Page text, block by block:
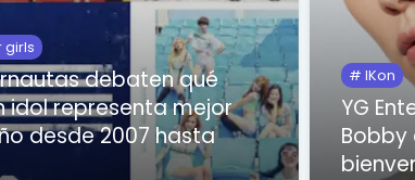
girls
debaten qué
idol representa mejor
desde 2007 hasta
IKon
YG
Bobby